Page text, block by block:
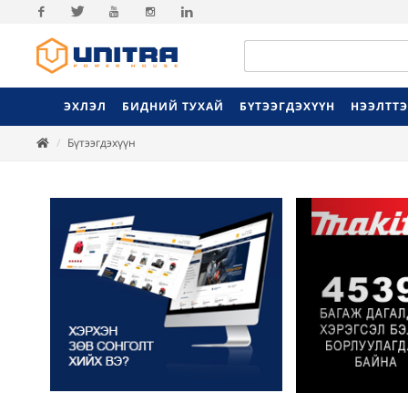
Facebook
ЭХЛЭЛ БИДНИЙ ТУХАЙ БҮТЭЭГДЭХҮҮН
Бүтээгдэхүүн